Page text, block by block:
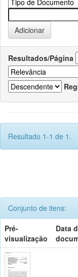
Resultados/Página
Resultado 1-1 de 1.
Conjunto de itens:
Pré-
visualização
Data